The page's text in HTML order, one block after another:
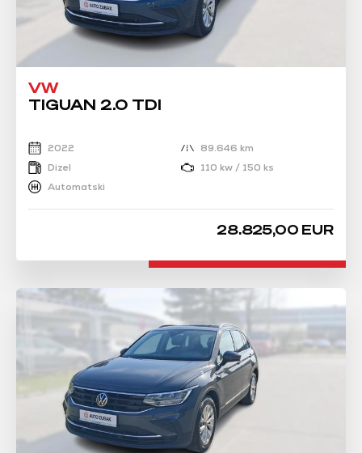
VW
TIGUAN 2.0 TDI
2022
89.646 km
Dizel
110 kw / 150 ks
Automatski
28.825,00 EUR